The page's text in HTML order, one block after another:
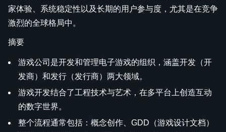
家体验、系统稳定性以及长期的用户参与度，尤其是在竞争
激烈的全球格局中。
摘要
游戏公司是开发和管理电子游戏的组织，涵盖开发（开
发商）和发行（发行商）两大领域。
游戏开发结合了工程技术与艺术，在多平台上创造互动
的数字世界。
整个流程通常包括：概念创作、GDD（游戏设计文档）